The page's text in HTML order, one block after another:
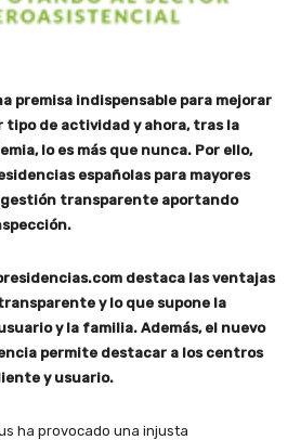
premisa indispensable para mejorar
tipo de actividad y ahora, tras la
lo es más que nunca. Por ello,
españolas para mayores
transparente aportando
destaca las ventajas
y lo que supone la
y la familia. Además, el nuevo
permite destacar a los centros
y usuario.
ha provocado una injusta